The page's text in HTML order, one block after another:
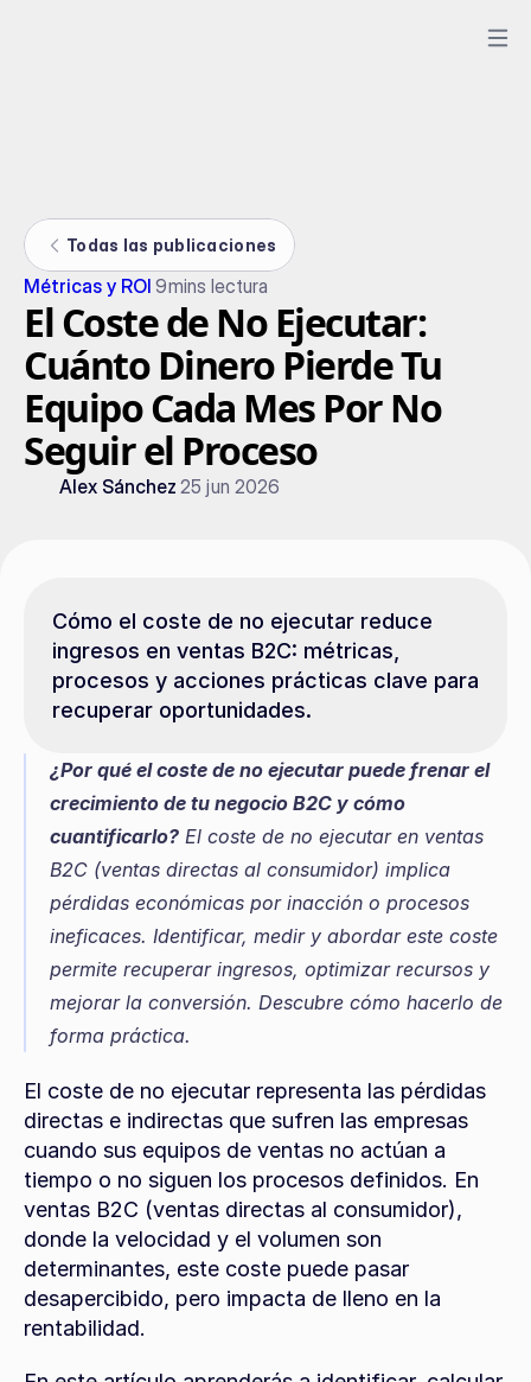
Todas las publicaciones
Métricas y ROI 9mins lectura
El Coste de No Ejecutar:
Cuánto Dinero Pierde Tu
Equipo Cada Mes Por No
Seguir el Proceso
Alex Sánchez 25 jun 2026
Cómo el coste de no ejecutar reduce
ingresos en ventas B2C: métricas,
procesos y acciones prácticas clave para
recuperar oportunidades.
¿Por qué el coste de no ejecutar puede frenar el
crecimiento de tu negocio B2C y cómo
cuantificarlo? El coste de no ejecutar en ventas
B2C (ventas directas al consumidor) implica
pérdidas económicas por inacción o procesos
ineficaces. Identificar, medir y abordar este coste
permite recuperar ingresos, optimizar recursos y
mejorar la conversión. Descubre cómo hacerlo de
forma práctica.
El coste de no ejecutar representa las pérdidas
directas e indirectas que sufren las empresas
cuando sus equipos de ventas no actúan a
tiempo o no siguen los procesos definidos. En
ventas B2C (ventas directas al consumidor),
donde la velocidad y el volumen son
determinantes, este coste puede pasar
desapercibido, pero impacta de lleno en la
rentabilidad.